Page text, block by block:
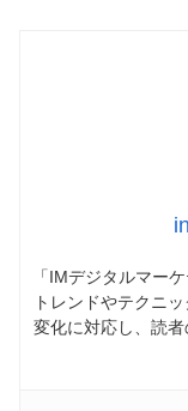
「IMデジタルマー
トレンドやテクニ
変化に対応し、読